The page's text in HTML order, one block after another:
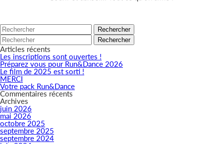
Rechercher
Rechercher
Articles récents
Les inscriptions sont ouvertes !
Préparez vous pour Run&Dance 2026
Le film de 2025 est sorti !
MERCI
Votre pack Run&Dance
Commentaires récents
Archives
juin 2026
mai 2026
octobre 2025
septembre 2025
septembre 2024